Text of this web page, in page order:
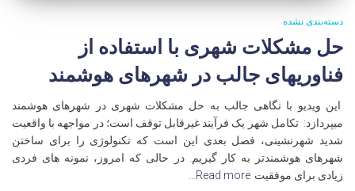
دسته‌بندی نشده
حل مشکلات شهری با استفاده از
فناوریهای جالب در شهرهای هوشمند
این ویدیو با نگاهی جالب به حل مشکلات شهری در شهرهای هوشمند
میپردازد: تکامل شهر یک فرآیند غیرقابل توقف است؛ در مواجهه با واقعیت
شدید شهرنشینی، فصل بعدی این است که تکنولوژی را برای ساختن
شهرهای هوشمندتر به کار گیریم. در حالی که امروز، نمونه های فردی
زیادی برای موفقیت Read more…